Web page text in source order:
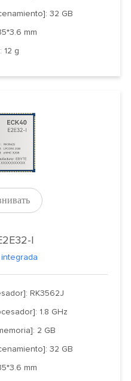
32 GB
mm
12 g
I
RK3562J
1.8 GHz
2 GB
32 GB
mm